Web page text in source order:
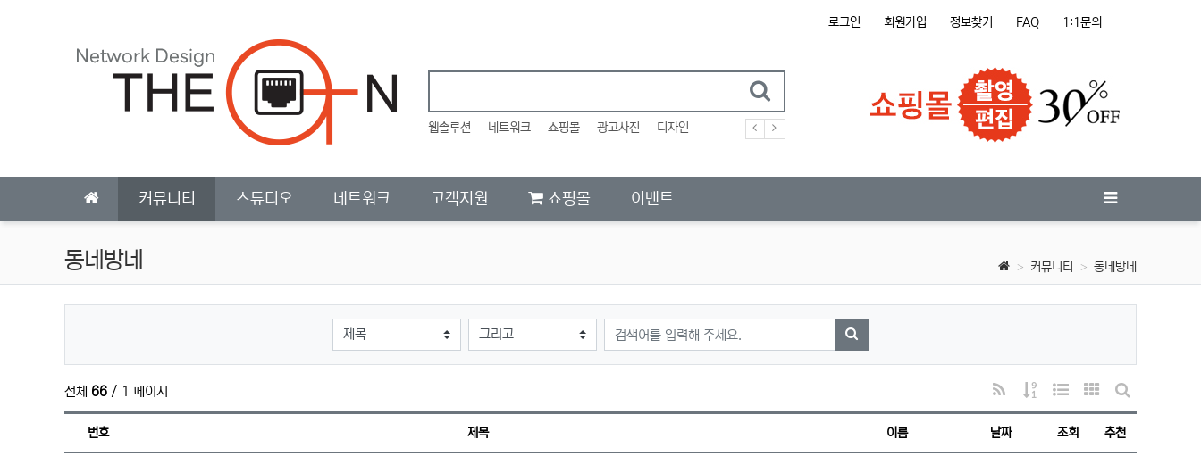
로그인 회원가입 정보찾기 FAQ 1:1문의
웹솔루션 네트워크 쇼핑몰 광고사진 디자인
커뮤니티 스튜디오 네트워크 고객지원 쇼핑몰 이벤트
동네방네 커뮤니티 동네방네
검색대상
검색어
검색하기
전체 66 / 1 페이지 RSS
게시물 정렬
웹진 스타일갤러리 스타일
게시판 검색
번호 제목 이름 날짜 조회 추천